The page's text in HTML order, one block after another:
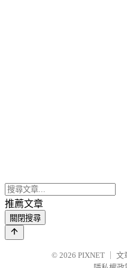
推薦文章
關閉搜尋
© 2026 PIXNET
文